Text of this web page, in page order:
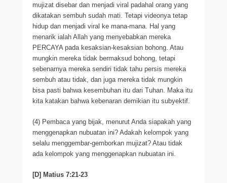
mujizat disebar dan menjadi viral padahal orang yang
dikatakan sembuh sudah mati. Tetapi videonya tetap
hidup dan menjadi viral ke mana-mana. Hal yang
menarik ialah Allah yang menyebabkan mereka
PERCAYA pada kesaksian-kesaksian bohong. Atau
mungkin mereka tidak bermaksud bohong, tetapi
sebenarnya mereka sendiri tidak tahu persis mereka
sembuh atau tidak, dan juga mereka tidak mungkin
bisa pasti bahwa kesembuhan itu dari Tuhan. Maka itu
kita katakan bahwa kebenaran demikian itu subyektif.
(4) Pembaca yang bijak, menurut Anda siapakah yang
menggenapkan nubuatan ini? Adakah kelompok yang
selalu menggembar-gemborkan mujizat? Atau tidak
ada kelompok yang menggenapkan nubuatan ini.
[D] Matius 7:21-23